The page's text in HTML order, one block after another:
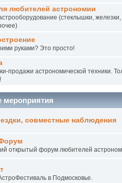
любителей астрономии
(стеклышки,
руками? Это просто!
продажи астрономической техники.
мероприятия
совместные наблюдения
открытый форум любителей
в Подмосковье.